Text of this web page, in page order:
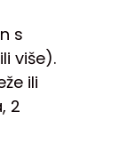
s
više).
ili
2